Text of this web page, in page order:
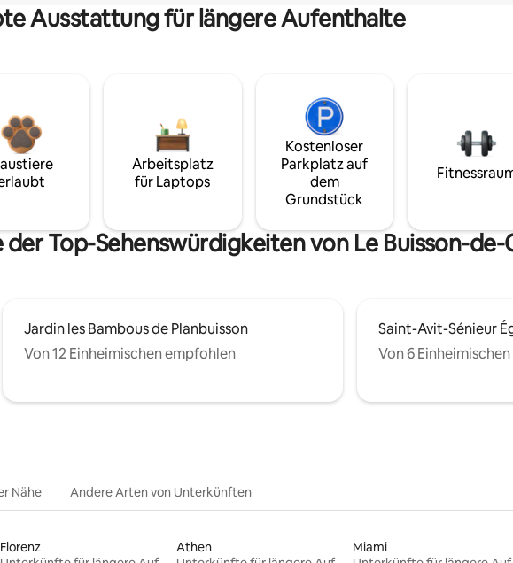
Ausstattung für längere Aufenthalte
Arbeitsplatz
für Laptops
Kostenloser
Parkplatz auf
dem
Grundstück
Top-Sehenswürdigkeiten von Le Buisson-de-
Jardin les Bambous de Planbuisson
Von 12 Einheimischen empfohlen
Saint-Avit-Sénieur
Von 6
Nähe Andere Arten von Unterkünften
Florenz
Athen
Miami